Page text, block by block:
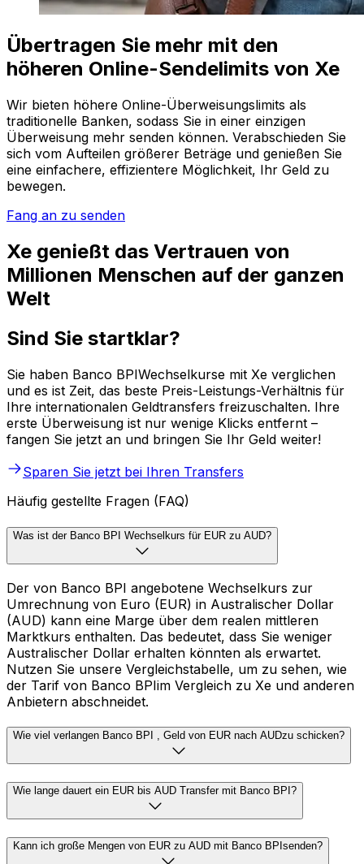
Übertragen Sie mehr mit den
höheren Online-Sendelimits von Xe
Wir bieten höhere Online-Überweisungslimits als
traditionelle Banken, sodass Sie in einer einzigen
Überweisung mehr senden können. Verabschieden Sie
sich vom Aufteilen größerer Beträge und genießen Sie
eine einfachere, effizientere Möglichkeit, Ihr Geld zu
bewegen.
Fang an zu senden
Xe genießt das Vertrauen von
Millionen Menschen auf der ganzen
Welt
Sind Sie startklar?
Sie haben Banco BPIWechselkurse mit Xe verglichen
und es ist Zeit, das beste Preis-Leistungs-Verhältnis für
Ihre internationalen Geldtransfers freizuschalten. Ihre
erste Überweisung ist nur wenige Klicks entfernt –
fangen Sie jetzt an und bringen Sie Ihr Geld weiter!
Sparen Sie jetzt bei Ihren Transfers
Häufig gestellte Fragen (FAQ)
Was ist der Banco BPI Wechselkurs für EUR zu AUD?
Der von Banco BPI angebotene Wechselkurs zur
Umrechnung von Euro (EUR) in Australischer Dollar
(AUD) kann eine Marge über dem realen mittleren
Marktkurs enthalten. Das bedeutet, dass Sie weniger
Australischer Dollar erhalten könnten als erwartet.
Nutzen Sie unsere Vergleichstabelle, um zu sehen, wie
der Tarif von Banco BPIim Vergleich zu Xe und anderen
Anbietern abschneidet.
Wie viel verlangen Banco BPI , Geld von EUR nach AUDzu schicken?
Wie lange dauert ein EUR bis AUD Transfer mit Banco BPI?
Kann ich große Mengen von EUR zu AUD mit Banco BPIsenden?